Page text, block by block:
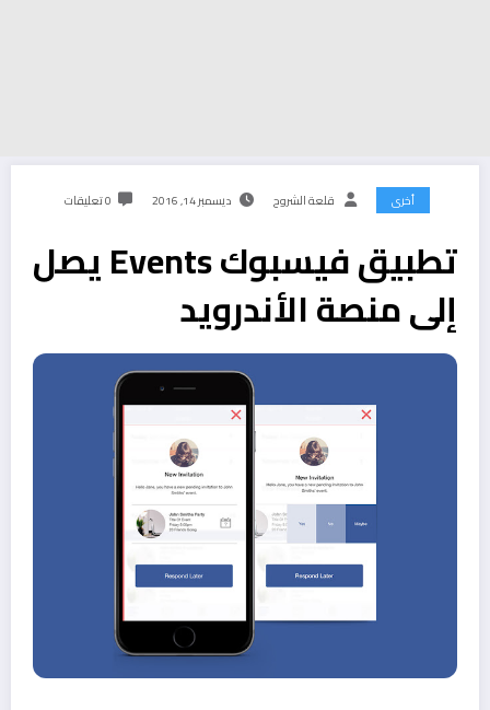
أخرى قلعة الشروح ديسمبر 14, 2016 0 تعليقات
تطبيق فيسبوك Events يصل
إلى منصة الأندرويد